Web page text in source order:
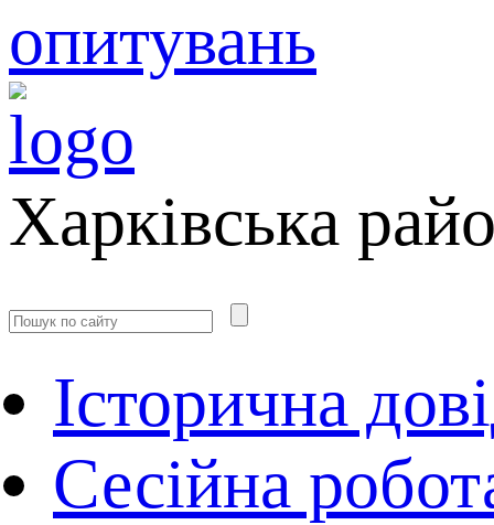
опитувань
Харківська
Історична
Сесійна